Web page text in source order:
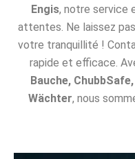
Engis, notre service
attentes. Ne laissez
votre tranquillité !
rapide et efficace.
Bauche,
Wächter, nous